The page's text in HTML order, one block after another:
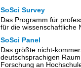
SoSci Survey
Das Programm für
für die wissenschaftliche
SoSci Panel
Das größte nicht-
deutschsprachigen
Forschung an